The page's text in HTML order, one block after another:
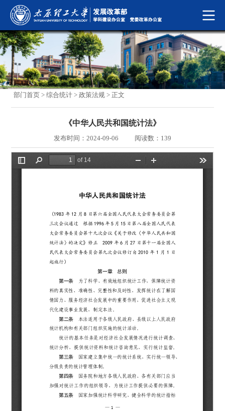
部门首页 >综合统计 >政策法规 > 正文
《中华人民共和国统计法》
发布时间：2024-09-06 阅读数： 139